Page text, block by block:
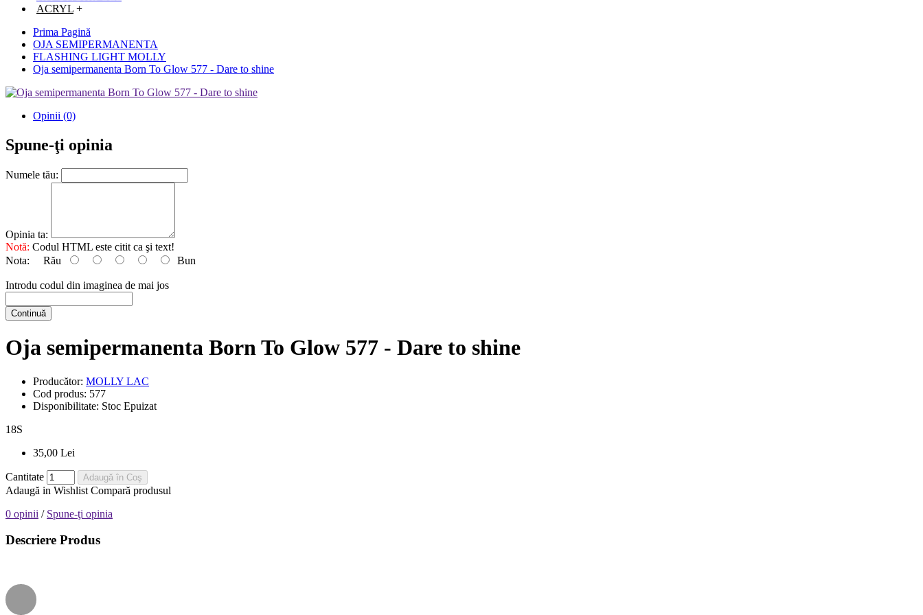
ACRYL +
Prima Pagină
OJA SEMIPERMANENTA
FLASHING LIGHT MOLLY
Oja semipermanenta Born To Glow 577 - Dare to shine
Opinii (0)
Spune-ţi opinia
Numele tău:
Opinia ta:
Notă: Codul HTML este citit ca şi text!
Nota: Rău Bun
Introdu codul din imaginea de mai jos
Continuă
Oja semipermanenta Born To Glow 577 - Dare to shine
Producător: MOLLY LAC
Cod produs: 577
Disponibilitate: Stoc Epuizat
18S
35,00 Lei
Cantitate Adaugă în Coş
Adaugă in Wishlist Compară produsul
0 opinii / Spune-ţi opinia
Descriere Produs